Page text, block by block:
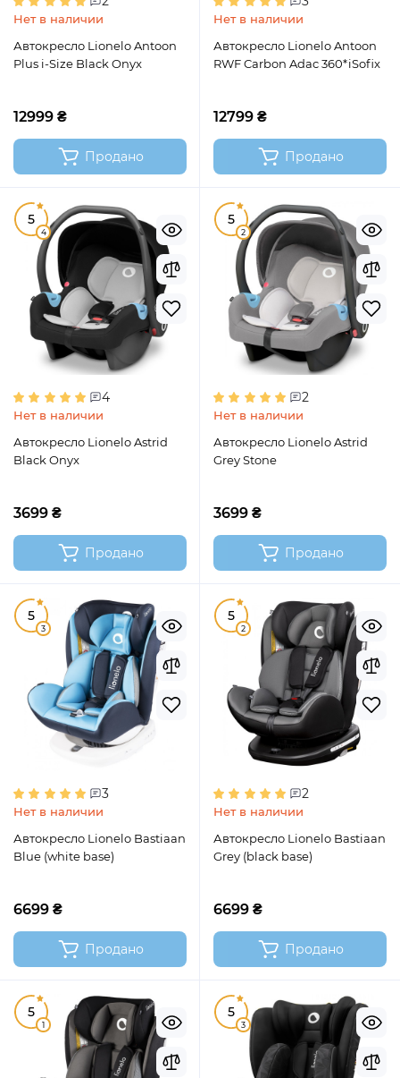
Нет в наличии
Автокресло Lionelo Antoon
Plus i-Size Black Onyx
12999 ₴
Продано
Нет в наличии
Автокресло Lionelo Antoon
RWF Carbon Adac 360*iSofix
12799 ₴
Продано
5
4
4
Нет в наличии
Автокресло Lionelo Astrid
Black Onyx
3699 ₴
Продано
5
2
2
Нет в наличии
Автокресло Lionelo Astrid
Grey Stone
3699 ₴
Продано
5
3
3
Нет в наличии
Автокресло Lionelo Bastiaan
Blue (white base)
6699 ₴
Продано
5
2
2
Нет в наличии
Автокресло Lionelo Bastiaan
Grey (black base)
6699 ₴
Продано
5
1
5
3